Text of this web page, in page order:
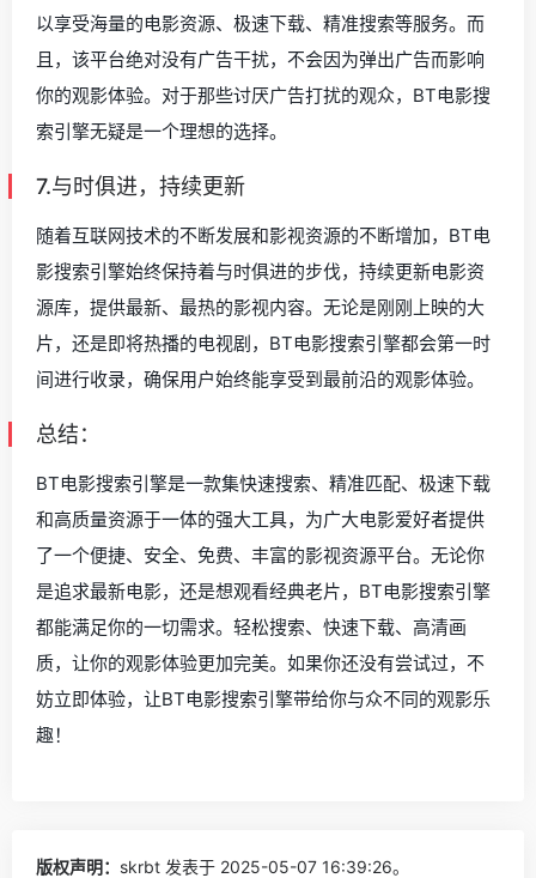
以享受海量的电影资源、极速下载、精准搜索等服务。而
且，该平台绝对没有广告干扰，不会因为弹出广告而影响
你的观影体验。对于那些讨厌广告打扰的观众，BT电影搜
索引擎无疑是一个理想的选择。
7.与时俱进，持续更新
随着互联网技术的不断发展和影视资源的不断增加，BT电
影搜索引擎始终保持着与时俱进的步伐，持续更新电影资
源库，提供最新、最热的影视内容。无论是刚刚上映的大
片，还是即将热播的电视剧，BT电影搜索引擎都会第一时
间进行收录，确保用户始终能享受到最前沿的观影体验。
总结：
BT电影搜索引擎是一款集快速搜索、精准匹配、极速下载
和高质量资源于一体的强大工具，为广大电影爱好者提供
了一个便捷、安全、免费、丰富的影视资源平台。无论你
是追求最新电影，还是想观看经典老片，BT电影搜索引擎
都能满足你的一切需求。轻松搜索、快速下载、高清画
质，让你的观影体验更加完美。如果你还没有尝试过，不
妨立即体验，让BT电影搜索引擎带给你与众不同的观影乐
趣！
版权声明： skrbt 发表于 2025-05-07 16:39:26。